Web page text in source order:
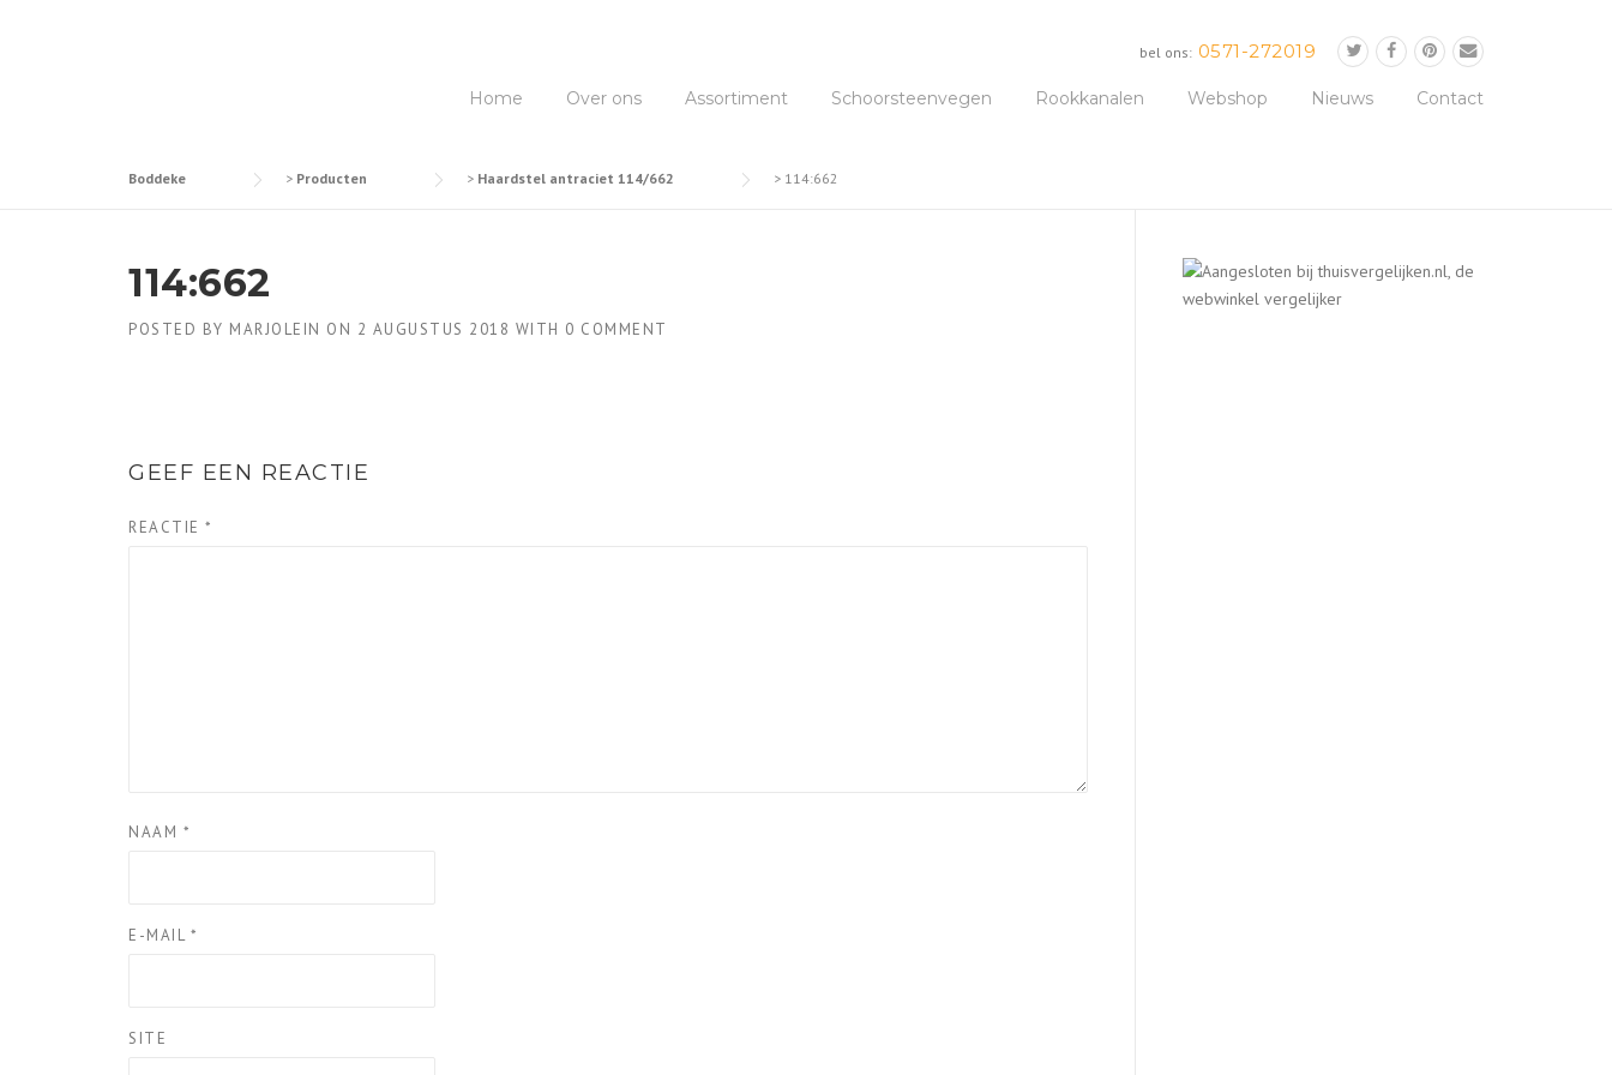
bel ons: 0571-272019
Home Over ons Assortiment Schoorsteenvegen Rookkanalen Webshop Nieuws Contact
Boddeke > Producten > Haardstel antraciet 114/662 > 114:662
114:662
POSTED BY MARJOLEIN ON 2 AUGUSTUS 2018 WITH 0 COMMENT
GEEF EEN REACTIE
REACTIE *
NAAM *
E-MAIL *
SITE